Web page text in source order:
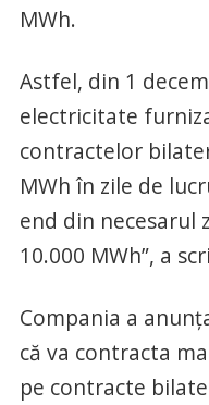
MWh.
Astfel, din 1
electricitate
contractelor
MWh în zile de
end din necesarul
10.000 MWh”, a
Compania a
că va contracta
pe contracte